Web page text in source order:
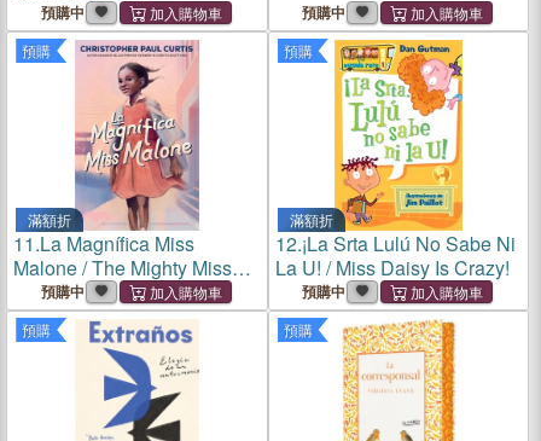
預購中 預購中
預購
滿額折
11.La Magnífica Miss
Malone / The Mighty Miss
Malone
預購中
預購
滿額折
12.¡La Srta Lulú No Sabe Ni
La U! / Miss Daisy Is Crazy!
預購中
預購 預購